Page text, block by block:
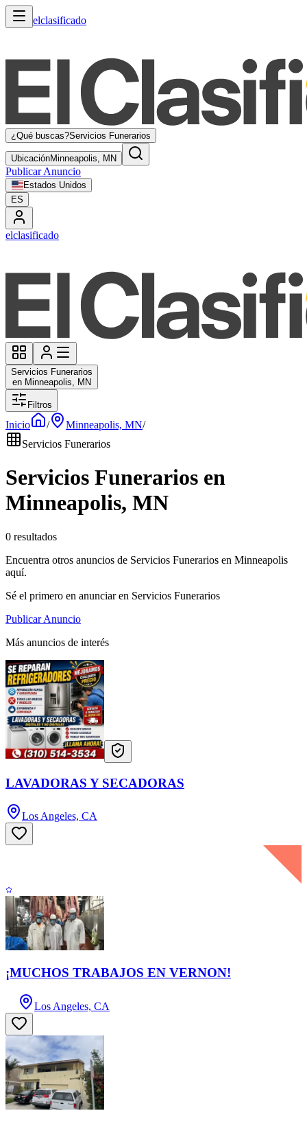
elclasificado
¿Qué buscas?Servicios Funerarios
UbicaciónMinneapolis, MN
Publicar Anuncio
Estados Unidos
ES
elclasificado
Servicios Funerarios
en Minneapolis, MN
Filtros
Inicio / Minneapolis, MN/
Servicios Funerarios
Servicios Funerarios en
Minneapolis, MN
0 resultados
Encuentra otros anuncios de Servicios Funerarios en Minneapolis
aquí.
Sé el primero en anunciar en Servicios Funerarios
Publicar Anuncio
Más anuncios de interés
LAVADORAS Y SECADORAS
Los Angeles, CA
¡MUCHOS TRABAJOS EN VERNON!
Los Angeles, CA